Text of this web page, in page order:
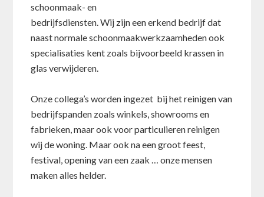
schoonmaak- en
bedrijfsdiensten. Wij zijn een erkend bedrijf dat
naast normale schoonmaakwerkzaamheden ook
specialisaties kent zoals bijvoorbeeld krassen in
glas verwijderen.
Onze collega’s worden ingezet bij het reinigen van
bedrijfspanden zoals winkels, showrooms en
fabrieken, maar ook voor particulieren reinigen
wij de woning. Maar ook na een groot feest,
festival, opening van een zaak … onze mensen
maken alles helder.